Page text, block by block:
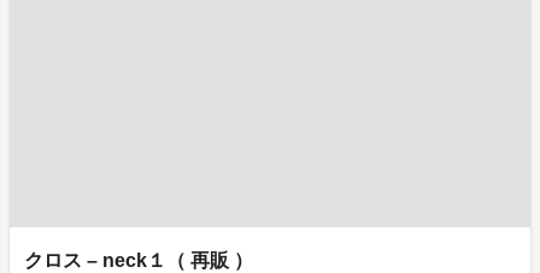
クロス – neck１（ 再販 ）